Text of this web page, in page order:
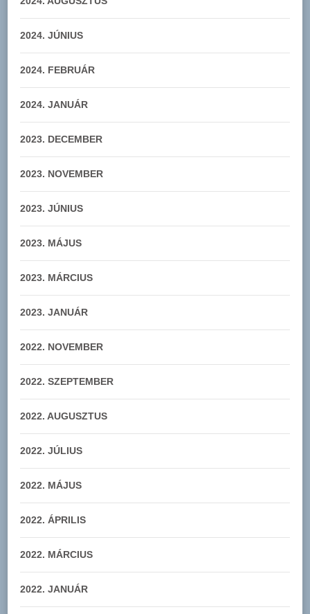
2024. JÚNIUS
2024. FEBRUÁR
2024. JANUÁR
2023. DECEMBER
2023. NOVEMBER
2023. JÚNIUS
2023. MÁJUS
2023. MÁRCIUS
2023. JANUÁR
2022. NOVEMBER
2022. SZEPTEMBER
2022. AUGUSZTUS
2022. JÚLIUS
2022. MÁJUS
2022. ÁPRILIS
2022. MÁRCIUS
2022. JANUÁR